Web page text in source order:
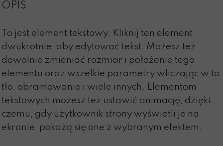
OPIS
To jest element tekstowy. Kliknij ten element
dwukrotnie, aby edytować tekst. Możesz też
dowolnie zmieniać rozmiar i położenie tego
elementu oraz wszelkie parametry wliczając w to
tło, obramowanie i wiele innych. Elementom
tekstowych możesz też ustawić animację, dzięki
czemu, gdy użytkownik strony wyświetli je na
ekranie, pokażą się one z wybranym efektem.